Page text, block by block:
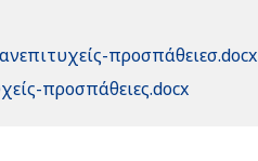
προσπάθειεσ.docx
προσπάθειες.docx